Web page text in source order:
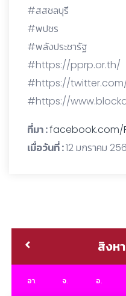
#สสชลบุรี
#พปชร
#พลังประชารัฐ
#https://pprp.or.th/
#https://
#https://
ที่มา :facebook.com/
เมื่อวันที่ :12 มกราคม
สิงห
อา. จ. อ.